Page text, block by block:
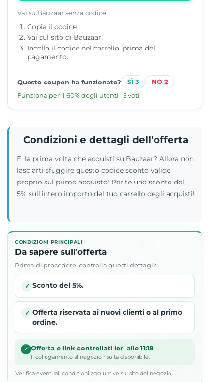
Vai su Bauzaar senza codice
Copia il codice.
Vai sul sito di Bauzaar.
Incolla il codice nel carrello, prima del
pagamento.
Questo coupon ha funzionato? 3
2
Funziona per il 60% degli utenti · 5 voti
Condizioni e dettagli dell'offerta
E' la prima volta che acquisti su Bauzaar? Allora non
lasciarti sfuggire questo codice sconto valido
proprio sul primo acquisto! Per te uno sconto del
5% sull'intero importo del tuo carrello degli acquisti!
CONDIZIONI PRINCIPALI
Da sapere sull’offerta
Prima di procedere, controlla questi dettagli:
✓ Sconto del 5%.
✓ Offerta riservata ai nuovi clienti o al primo
ordine.
✓ Offerta e link controllati ieri alle 11:18
Il collegamento al negozio risulta disponibile.
Verifica eventuali condizioni aggiuntive sul sito del negozio.